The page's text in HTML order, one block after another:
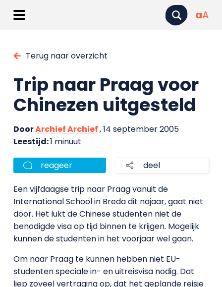
aA
Terug naar overzicht
Trip naar Praag voor
Chinezen uitgesteld
DoorArchief Archief, 14 september 2005
Leestijd:1 minuut
reageer deel
Een vijfdaagse trip naar Praag vanuit de
International School in Breda dit najaar, gaat niet
door. Het lukt de Chinese studenten niet de
benodigde visa op tijd binnen te krijgen. Mogelijk
kunnen de studenten in het voorjaar wel gaan.
Om naar Praag te kunnen hebben niet EU-
studenten speciale in- en uitreisvisa nodig. Dat
liep zoveel vertraging op, dat het geplande reisje